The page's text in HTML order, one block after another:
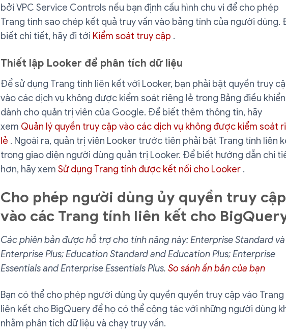
bởi VPC Service Controls nếu bạn định cấu hình chu vi để cho phép
Trang tính sao chép kết quả truy vấn vào bảng tính của người dùng.
biết chi tiết, hãy đi tới Kiểm soát truy cập .
Thiết lập Looker để phân tích dữ liệu
Để sử dụng Trang tính liên kết với Looker, bạn phải bật quyền truy
vào các dịch vụ không được kiểm soát riêng lẻ trong Bảng điều khiển
dành cho quản trị viên của Google. Để biết thêm thông tin, hãy
xem Quản lý quyền truy cập vào các dịch vụ không được kiểm soát
lẻ . Ngoài ra, quản trị viên Looker trước tiên phải bật Trang tính liên
trong giao diện người dùng quản trị Looker. Để biết hướng dẫn chi
hơn, hãy xem Sử dụng Trang tính được kết nối cho Looker.
Cho phép người dùng ủy quyền truy cập
vào các Trang tính liên kết cho
Các phiên bản được hỗ trợ cho tính năng này: Enterprise Standard và
Enterprise Plus; Education Standard and Education Plus; Enterprise
Essentials and Enterprise Essentials Plus. So sánh ấn bản của bạn
Bạn có thể cho phép người dùng ủy quyền quyền truy cập vào Trang
liên kết cho BigQuery để họ có thể cộng tác với những người dùng
nhằm phân tích dữ liệu và chạy truy vấn.